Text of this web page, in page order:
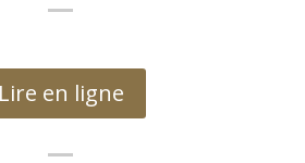
Lire en ligne